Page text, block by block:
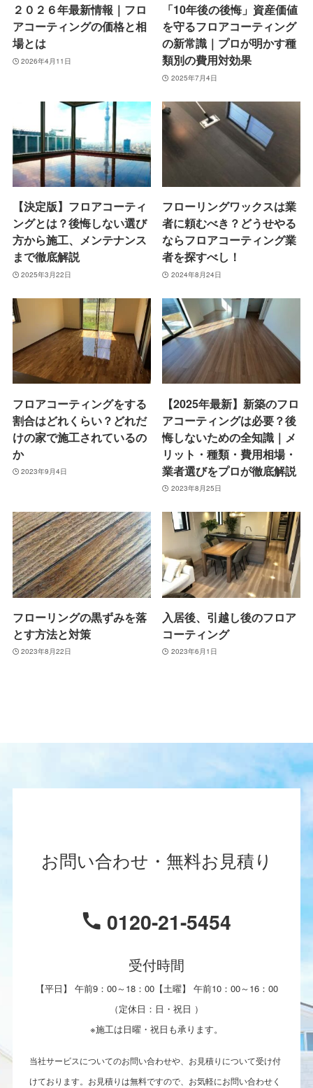
２０２６年最新情報｜フロ
アコーティングの価格と相
場とは
2026年4月11日
「10年後の後悔」資産価値
を守るフロアコーティング
の新常識｜プロが明かす種
類別の費用対効果
2025年7月4日
【決定版】フロアコーティ
ングとは？後悔しない選び
方から施工、メンテナンス
まで徹底解説
2025年3月22日
フローリングワックスは業
者に頼むべき？どうせやる
ならフロアコーティング業
者を探すべし！
2024年8月24日
フロアコーティングをする
割合はどれくらい？どれだ
けの家で施工されているの
か
2023年9月4日
【2025年最新】新築のフロ
アコーティングは必要？後
悔しないための全知識｜メ
リット・種類・費用相場・
業者選びをプロが徹底解説
2023年8月25日
フローリングの黒ずみを落
とす方法と対策
2023年8月22日
入居後、引越し後のフロア
コーティング
2023年6月1日
お問い合わせ・無料お見積り
0120-21-5454
受付時間
【平日】 午前9：00～18：00【土曜】 午前10：00～16：00
（定休日：日・祝日 ）
※施工は日曜・祝日も承ります。
当社サービスについてのお問い合わせや、お見積りについて受け付
けております。お見積りは無料ですので、お気軽にお問い合わせく